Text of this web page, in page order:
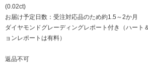
(0.02ct)
お届け予定日数：受注対応品のため約1.5～2か月
ダイヤモンドグレーディングレポート付き（ハート
ョンレポートは有料）
返品不可